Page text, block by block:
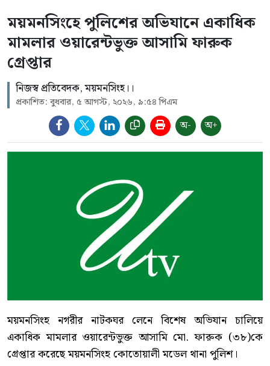
ময়মনসিংহে পুলিশের অভিযানে একাধিক
মামলার ওয়ারেন্টভুক্ত আসামি ফারুক
নিজস্ব প্রতিবেদক, ময়মনসিংহ।।
প্রকাশিত: বুধবার, ৫ আগস্ট, ২০২৬, ৯:৫৪ পিএম